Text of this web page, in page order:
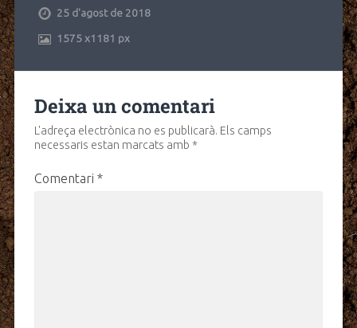
25 d'agost de 2018
1575x1181 px
Deixa un comentari
L'adreça electrònica no es publicarà. Els camps
necessaris estan marcats amb *
Comentari *